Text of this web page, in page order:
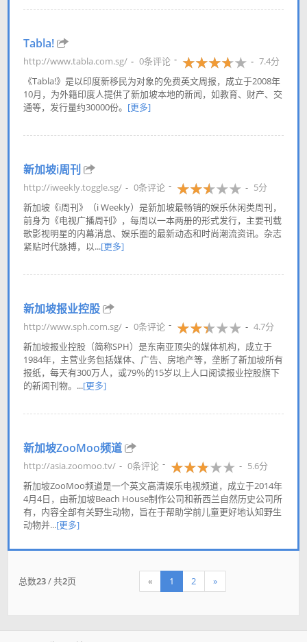
Tabla!
http://www.tabla.com.sg/ 0条评论
7.4分
《Tabla!》是以印度新移民为对象的免费英文周报，成立于2008年
10月，为外籍印度人提供了新加坡本地的新闻，如教育、财产、交
通等，发行量约30000份。 [更多]
新加坡i周刊
http://iweekly.toggle.sg/ 0条评论
5分
新加坡《i周刊》（i Weekly）是新加坡最畅销的娱乐休闲类周刊，
前身为《电视广播周刊》，每周以一本两册的形式发行，主要刊载
歌影视明星的内幕消息、娱乐圈的最新动态和时尚潮流资讯。杂志
紧贴时代脉搏，以...[更多]
新加坡报业控股
http://www.sph.com.sg/ 0条评论
4.7分
新加坡报业控股（简称SPH）是东南亚顶尖的媒体机构，成立于
1984年，主营业务包括媒体、广告、房地产等，垄断了新加坡所有
报纸，每天有300万人，或79％的15岁以上人口阅读报业控股旗下
的新闻刊物。...[更多]
新加坡ZooMoo频道
http://asia.zoomoo.tv/ 0条评论
5.6分
新加坡ZooMoo频道是一个英文高清娱乐电视频道，成立于2014年
4月4日，由新加坡Beach House制作公司和新西兰自然历史公司所
有，内容全部有关野生动物，旨在于帮助学前儿童更好地认知野生
动物并...[更多]
总数23/ 共2页 « 1 2 »